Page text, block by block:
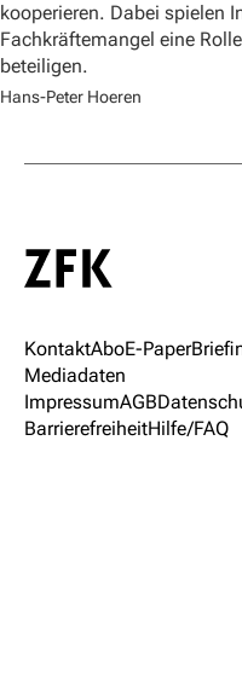
kooperieren. Dabei spielen
Fachkräftemangel eine
beteiligen.
Hans-Peter Hoeren
KontaktAboE-Paper
Mediadaten
ImpressumAGB
BarrierefreiheitHilfe/FAQ